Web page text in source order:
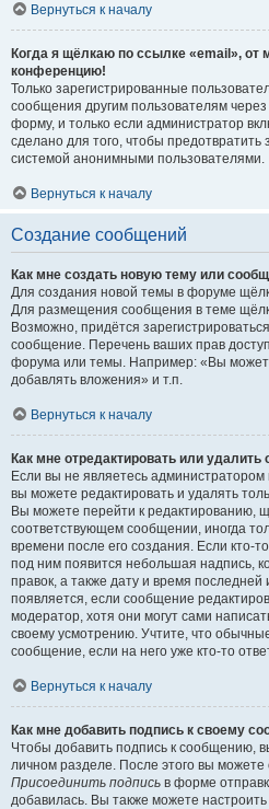
Вернуться к началу
Когда я щёлкаю по ссылке «email», от
конференцию!
Только зарегистрированные
сообщения другим пользователям
форму, и только если администратор
сделано для того, чтобы предотвратить
системой анонимными пользователями.
Вернуться к началу
Создание сообщений
Как мне создать новую тему или
Для создания новой темы в форуме
Для размещения сообщения в теме
Возможно, придётся
сообщение. Перечень ваших прав
форума или темы. Например: «Вы
добавлять вложения» и т.п.
Вернуться к началу
Как мне отредактировать или удалить
Если вы не являетесь
вы можете редактировать и удалять
Вы можете перейти к редактированию,
соответствующем сообщении, иногда
времени после его создания. Если кто-
под ним появится небольшая надпись,
правок, а также дату и время последней
появляется, если сообщение
модератор, хотя они могут сами
своему усмотрению. Учтите, что
сообщение, если на него уже кто-то
Вернуться к началу
Как мне добавить подпись к своему
Чтобы добавить подпись к сообщению,
личном разделе. После этого вы
Присоединить подпись в форме
добавилась. Вы также можете